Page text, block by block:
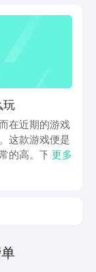
玩
在近期的游戏
这款游戏便是
的高。下面将
对于这款游戏
更多